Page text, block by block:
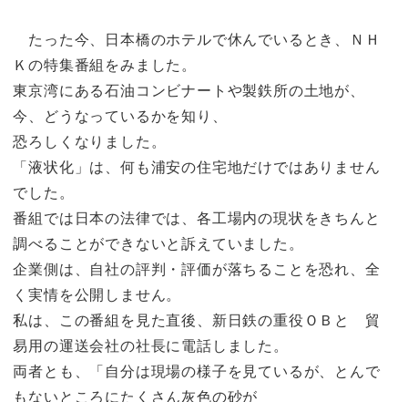
たった今、日本橋のホテルで休んでいるとき、ＮＨ
Ｋの特集番組をみました。
東京湾にある石油コンビナートや製鉄所の土地が、
今、どうなっているかを知り、
恐ろしくなりました。
「液状化」は、何も浦安の住宅地だけではありません
でした。
番組では日本の法律では、各工場内の現状をきちんと
調べることができないと訴えていました。
企業側は、自社の評判・評価が落ちることを恐れ、全
く実情を公開しません。
私は、この番組を見た直後、新日鉄の重役ＯＢと 貿
易用の運送会社の社長に電話しました。
両者とも、「自分は現場の様子を見ているが、とんで
もないところにたくさん灰色の砂が